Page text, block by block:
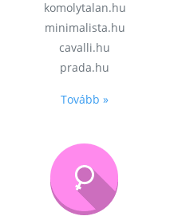
komolytalan.hu
minimalista.hu
cavalli.hu
prada.hu
Tovább »